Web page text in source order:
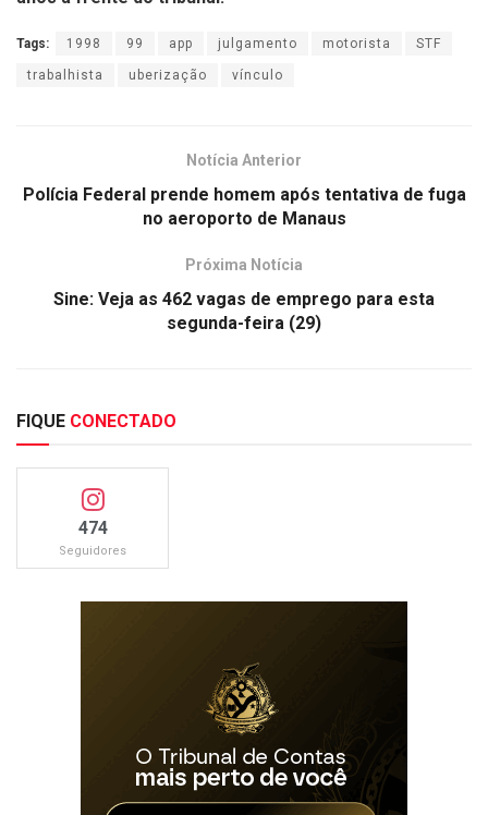
Tags: 1998 99 app julgamento motorista STF
trabalhista uberização vínculo
Notícia Anterior
Polícia Federal prende homem após tentativa de fuga
no aeroporto de Manaus
Próxima Notícia
Sine: Veja as 462 vagas de emprego para esta
segunda-feira (29)
FIQUE CONECTADO
474
Seguidores